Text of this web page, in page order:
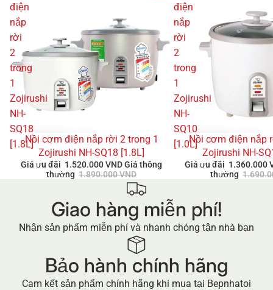
điện
nắp
rời
2
trong
1
Zojirushi
NH-
SQ18
[1.8L]
GIẢM GIÁ
Nồi cơm điện nắp rời 2 trong 1
Zojirushi NH-SQ18 [1.8L]
Giá ưu đãi 1.520.000 VND Giá thông
thường 1.890.000 VND
điện
nắp
rời
2
trong
1
Zojirushi
NH-
SQ10
[1.0L]
GIẢM GIÁ
Nồi cơm điện nắp
Zojirushi NH-
Giá ưu đãi 1.360.000
thường
Giao hàng miễn phí!
Nhận sản phẩm miễn phí và nhanh chóng tận nhà bạn
Bảo hành chính hãng
Cam kết sản phẩm chính hãng khi mua tại Bepnhatoi